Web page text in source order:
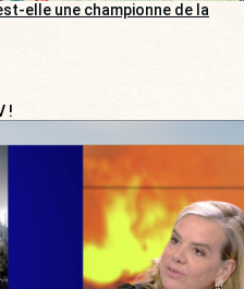
elle une championne de la
!